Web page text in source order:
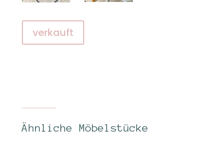
verkauft
Ähnliche Möbelstücke